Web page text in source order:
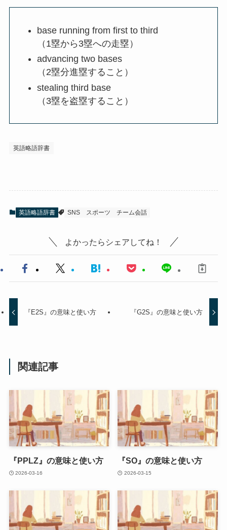
base running from first to third
（1塁から3塁への走塁）
advancing two bases
（2塁分進塁すること）
stealing third base
（3塁を盗塁すること）
英語略語辞書
英語略語辞書 SNS スポーツ チーム会話
よかったらシェアしてね！
『E2S』の意味と使い方 『G2S』の意味と使い方
関連記事
『PPLZ』の意味と使い方
2026-03-16
『SO』の意味と使い方
2026-03-15